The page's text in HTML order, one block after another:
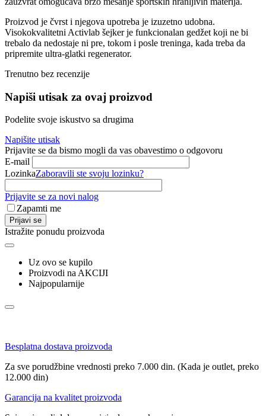
Proizvod je čvrst i njegova upotreba je izuzetno udobna.
Visokokvalitetni Activlab šejker je funkcionalan gedžet koji ne bi
trebalo da nedostaje ni pre, tokom i posle treninga, kada treba da
pripremite ultra-glatki regenerator.
Trenutno bez recenzije
Napiši utisak za ovaj proizvod
Podelite svoje iskustvo sa drugima
Napišite utisak
Prijavite se da bismo mogli da vas obavestimo o odgovoru
E-mail
LozinkaZaboravili ste svoju lozinku?
Prijavite se za novi nalog
Zapamti me
Prijavi se
Istražite ponudu proizvoda
Uz ovo se kupilo
Proizvodi na AKCIJI
Najpopularnije
Besplatna dostava proizvoda
Za sve porudžbine vrednosti preko 7.000 din. (Kada je outlet, preko
12.000 din)
Garancija na kvalitet proizvoda